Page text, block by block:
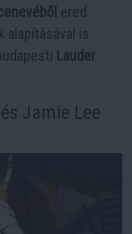
ered.
alapításával is
Lauder
Jamie Lee